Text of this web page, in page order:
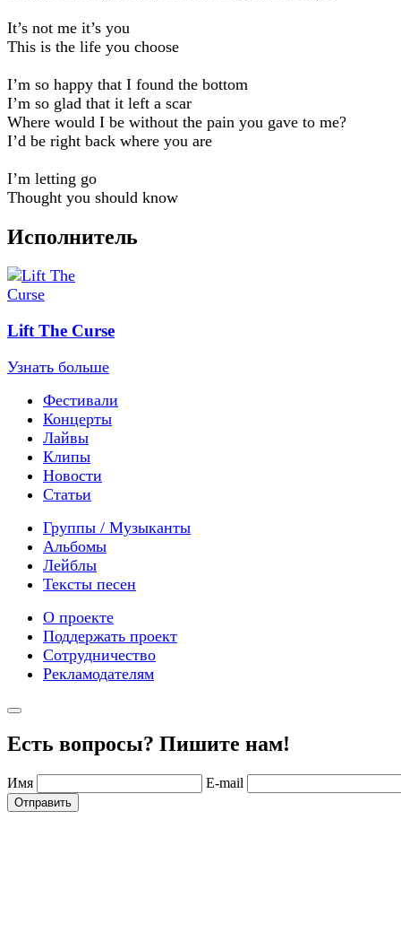
It’s not me it’s you
This is the life you choose
I’m so happy that I found the bottom
I’m so glad that it left a scar
Where would I be without the pain you gave to me?
I’d be right back where you are
I’m letting go
Thought you should know
Исполнитель
Lift The Curse
Узнать больше
Фестивали
Концерты
Лайвы
Клипы
Новости
Статьи
Группы / Музыканты
Альбомы
Лейблы
Тексты песен
О проекте
Поддержать проект
Сотрудничество
Рекламодателям
Есть вопросы? Пишите нам!
Имя E-mail